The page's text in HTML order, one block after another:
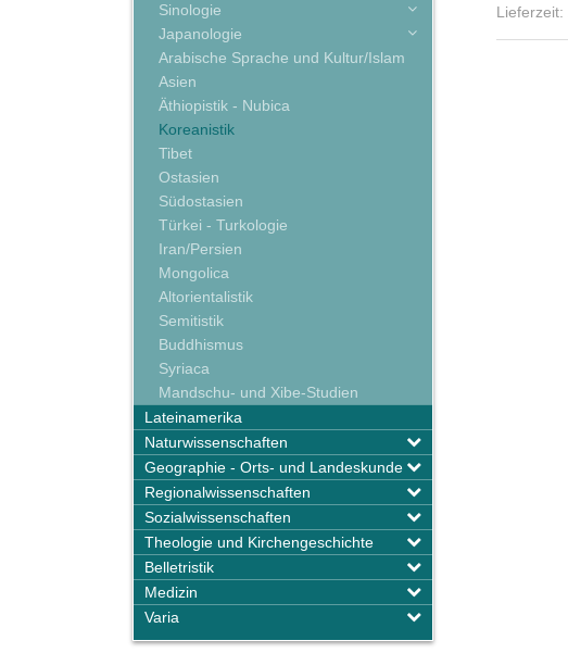
Sinologie
Japanologie
Arabische Sprache und Kultur/Islam
Asien
Äthiopistik - Nubica
Koreanistik
Tibet
Ostasien
Südostasien
Türkei - Turkologie
Iran/Persien
Mongolica
Altorientalistik
Semitistik
Buddhismus
Syriaca
Mandschu- und Xibe-Studien
Lateinamerika
Naturwissenschaften
Geographie - Orts- und Landeskunde
Regionalwissenschaften
Sozialwissenschaften
Theologie und Kirchengeschichte
Belletristik
Medizin
Varia
Lieferzeit: